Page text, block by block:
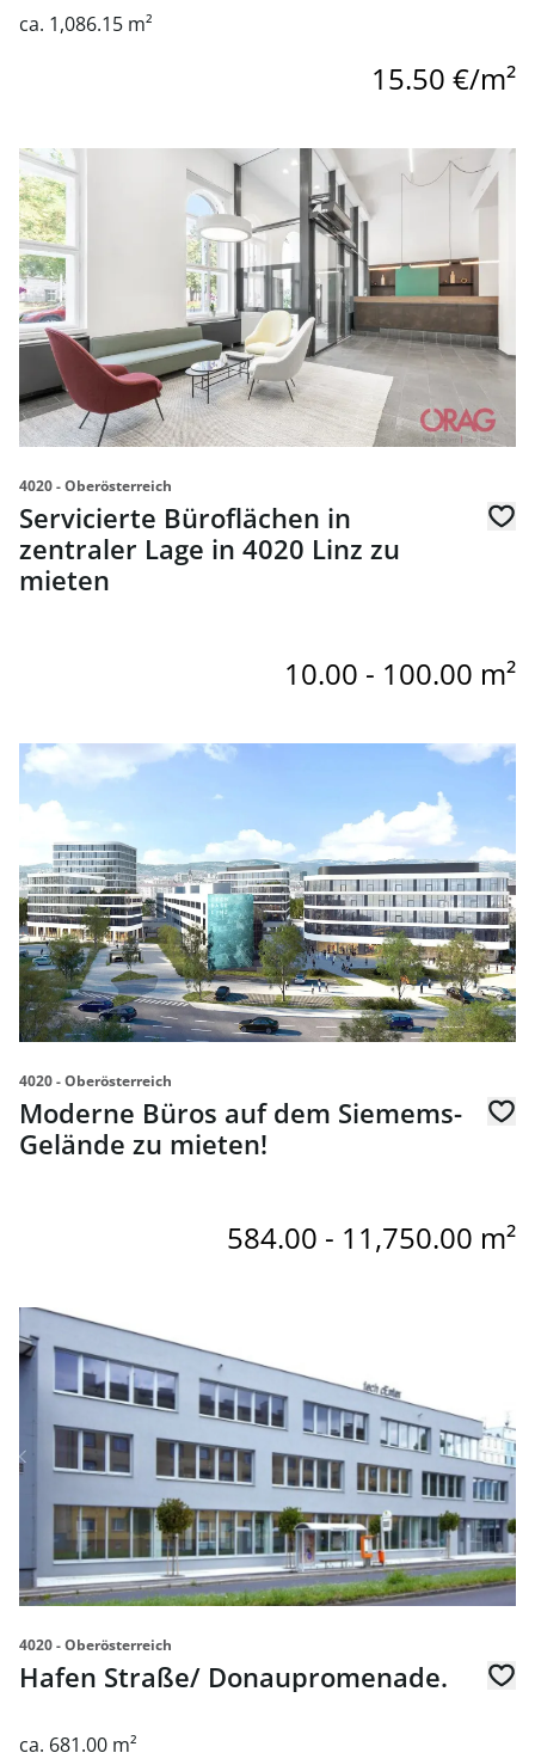
ca. 1,086.15 m²
15.50 €/m²
link to page Servicierte Büroflächen in zentraler Lage in
4020 - Oberösterreich
Servicierte Büroflächen in
zentraler Lage in 4020 Linz zu
mieten
10.00 - 100.00 m²
link to page Moderne Büros auf dem Siemems-Gelände
4020 - Oberösterreich
Moderne Büros auf dem Siemems-
Gelände zu mieten!
584.00 - 11,750.00 m²
link to page Hafen Straße/ Donaupromenade.
4020 - Oberösterreich
Hafen Straße/ Donaupromenade.
ca. 681.00 m²